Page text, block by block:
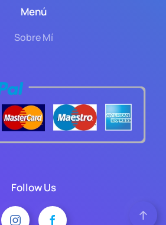
Menú
Sobre Mí
Follow Us